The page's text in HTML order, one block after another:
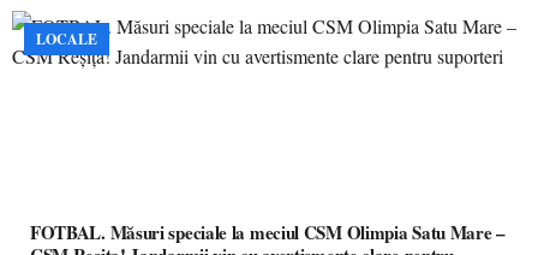
LOCALE
FOTBAL. Măsuri speciale la meciul CSM Olimpia Satu Mare –